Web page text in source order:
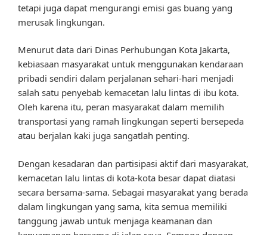
tetapi juga dapat mengurangi emisi gas buang yang
merusak lingkungan.
Menurut data dari Dinas Perhubungan Kota Jakarta,
kebiasaan masyarakat untuk menggunakan kendaraan
pribadi sendiri dalam perjalanan sehari-hari menjadi
salah satu penyebab kemacetan lalu lintas di ibu kota.
Oleh karena itu, peran masyarakat dalam memilih
transportasi yang ramah lingkungan seperti bersepeda
atau berjalan kaki juga sangatlah penting.
Dengan kesadaran dan partisipasi aktif dari masyarakat,
kemacetan lalu lintas di kota-kota besar dapat diatasi
secara bersama-sama. Sebagai masyarakat yang berada
dalam lingkungan yang sama, kita semua memiliki
tanggung jawab untuk menjaga keamanan dan